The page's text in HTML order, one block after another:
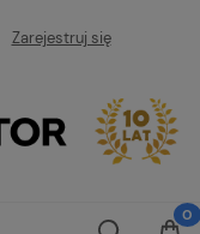
Zarejestruj się